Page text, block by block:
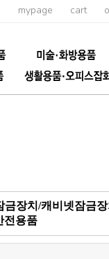
mypage cart
장치/캐비넷잠금
전용품